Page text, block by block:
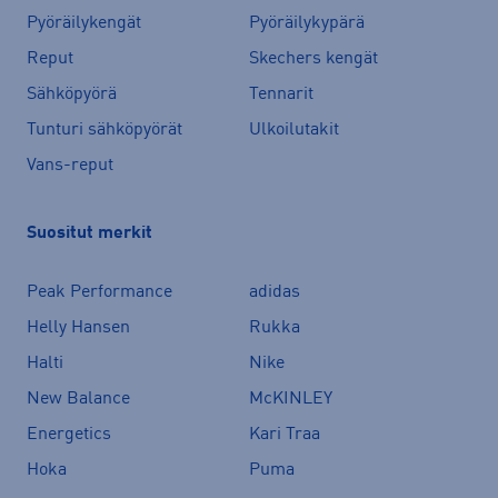
Pyöräilykengät
Pyöräilykypärä
Reput
Skechers kengät
Sähköpyörä
Tennarit
Tunturi sähköpyörät
Ulkoilutakit
Vans-reput
Suositut merkit
Peak Performance
adidas
Helly Hansen
Rukka
Halti
Nike
New Balance
McKINLEY
Energetics
Kari Traa
Hoka
Puma